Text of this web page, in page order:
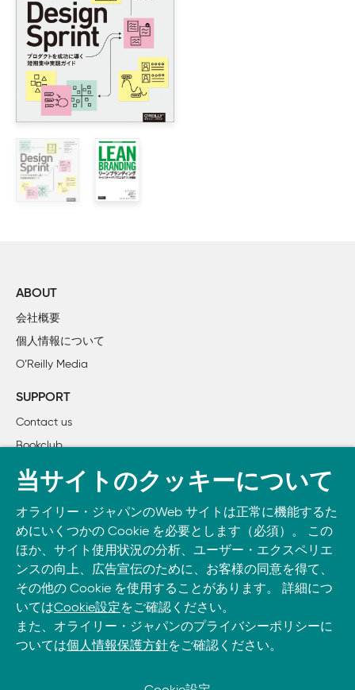
        1.2.3　UXは新しいチームで作られる
        1.2.4　UXは新たなチャレンジ
    1.3　デザインは主観的なもの？
    1.4　ビジネスでは批評だけでは終わらない
    1.5　エゴと直感
    1.6　製品とデザインの関係の変化
        1.6.2　ウェブが変わった
        1.6.3　ビジネスが変わった
    1.7　デジタルな体験が実体験
        1.7.5　デザインに関して多くの人が意見をもつ理由
    2.1　船頭多くして船山に登る
    2.2　全員がデザイナー！
        2.4.1　CEOボタン
        2.4.2　トップページ症候群
    2.5　コミュニケーションが大切
        2.5.1　言葉の威力
        2.5.2　コミュニケーションの上手な人が勝つ
2.6　「自分の意図を明確かつ有効に伝える能力」こそが
        2.6.1　最良のアイデアが勝つとは限らない
    2.7　卓越したデザイナーになるには
2.7.1　プロセスではなく製品（プロダクト）に焦点を
        2.7.2　必須の3要件
        2.7.3　問題を解決する
        2.7.4　ユーザーにとって使い勝手がよい
ABOUT
会社概要
個人情報について
O’Reilly Media
SUPPORT
Contact us
Bookclub
書籍注文
Take O’Reilly with you and learn anywhere, anytime on your
phone
and tablet.
当サイトのクッキーについて
オライリー・ジャパンのWeb サイトは正常に機能するた
めにいくつかの Cookie を必要とします（必須）。 この
ほか、サイト使用状況の分析、ユーザー・エクスペリエ
ンスの向上、広告宣伝のために、お客様の同意を得て、
その他の Cookie を使用することがあります。 詳細につ
いてはCookie設定をご確認ください。
また、オライリー・ジャパンのプライバシーポリシーに
ついては個人情報保護方針をご確認ください。